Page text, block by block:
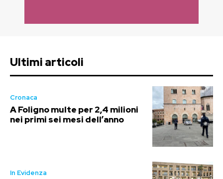
Ultimi articoli
Cronaca
A Foligno multe per 2,4 milioni
nei primi sei mesi dell’anno
In Evidenza